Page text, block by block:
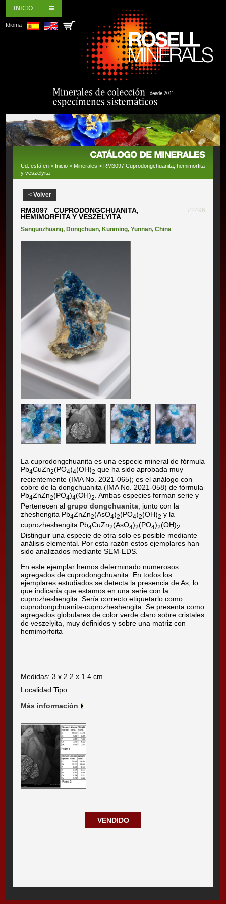
INICIO
Idioma
Ud. está en > Inicio > Minerales > RM3097 Cuprodongchuanita, hemimorfita
y veszelyita
< Volver
RM3097 CUPRODONGCHUANITA,
HEMIMORFITA Y VESZELYITA
#2496
Sanguozhuang,Dongchuan,Kunming,Yunnan,China
La cuprodongchuanita es una especie mineral de fórmula
Pb4CuZn2(PO4)4(OH)2 que ha sido aprobada muy
recientemente (IMA No. 2021-065); es el análogo con
cobre de la dongchuanita (IMA No. 2021-058) de fórmula
Pb4ZnZn2(PO4)4(OH)2. Ambas especies forman serie y
Pertenecen algrupo dongchuanita, junto con la
zheshengita Pb4ZnZn2(AsO4)2(PO4)2(OH)2 y la
cuprozheshengita Pb4CuZn2(AsO4)2(PO4)2(OH)2
Distinguir una especie de otra solo es posible mediante
análisis elemental. Por esta razón estos ejemplares han
sido analizados mediante SEM-EDS.
En este ejemplar hemos determinado numerosos
agregados de cuprodongchuanita. En todos los
ejemplares estudiados se detecta la presencia de As, lo
que indicaría que estamos en una serie con la
cuprozheshengita. Sería correcto etiquetarlo como
cuprodongchuanita-cuprozheshengita. Se presenta como
agregados globulares de color verde claro sobre cristales
de veszelyita, muy definidos y sobre una matriz con
hemimorfoita
Medidas: 3 x 2.2 x 1.4 cm.
Localidad Tipo
Más información
VENDIDO